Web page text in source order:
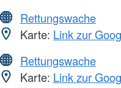
Rettungswache
Karte: Link zur
Rettungswache
Karte: Link zur